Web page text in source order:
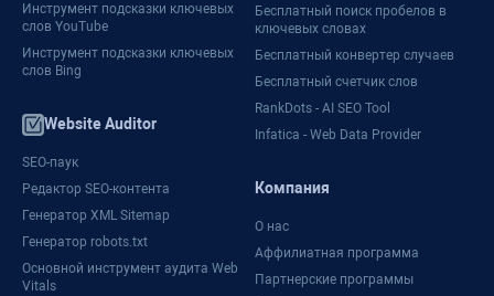
Инструмент подсказки ключевых
слов YouTube
Инструмент подсказки ключевых
слов Bing
Website Auditor
SEO-паук
Редактор SEO-контента
Генератор XML Sitemap
Генератор robots.txt
Основной инструмент аудита Web
Vitals
Бесплатный поиск пробелов в
ключевых словах
Бесплатный конвертер случаев
Бесплатный счетчик слов
RankDots - AI SEO Tool
Infatica - Web Data Provider
Компания
О нас
Аффилиатная программа
Партнерские программы